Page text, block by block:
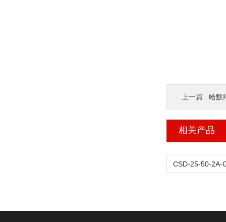
上一篇 : 哈默
相关产品